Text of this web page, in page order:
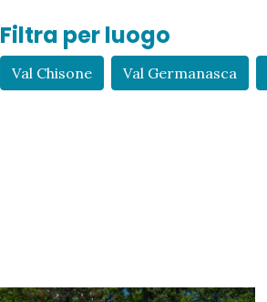
Filtra per luogo
Val Chisone Val Germanasca